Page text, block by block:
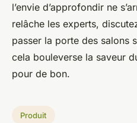
l’envie d’approfondir ne
relâche les experts,
passer la porte des salons
cela bouleverse la saveur
pour de bon.
Produit